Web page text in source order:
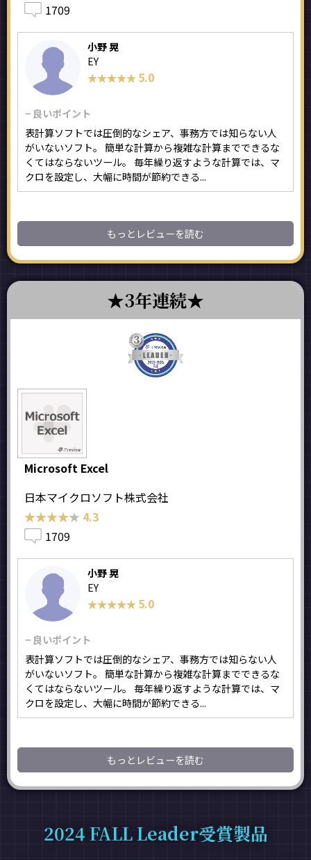
1709
小野 晃
EY
★★★★★
★★★★★ 5.0
− 良いポイント
表計算ソフトでは圧倒的なシェア、事務方では知らない人
がいないソフト。 簡単な計算から複雑な計算までできるな
くてはならないツール。 毎年繰り返すような計算では、マ
クロを設定し、大幅に時間が節約できる...
もっとレビューを読む
3年連続
Microsoft Excel
日本マイクロソフト株式会社
★★★★★
★★★★★ 4.3
1709
小野 晃
EY
★★★★★
★★★★★ 5.0
− 良いポイント
表計算ソフトでは圧倒的なシェア、事務方では知らない人
がいないソフト。 簡単な計算から複雑な計算までできるな
くてはならないツール。 毎年繰り返すような計算では、マ
クロを設定し、大幅に時間が節約できる...
もっとレビューを読む
2024 FALL Leader受賞製品